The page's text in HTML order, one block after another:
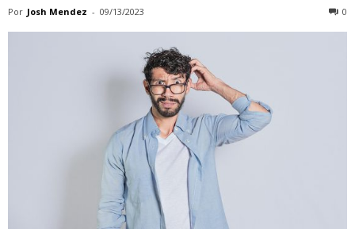
Por Josh Mendez - 09/13/2023 0